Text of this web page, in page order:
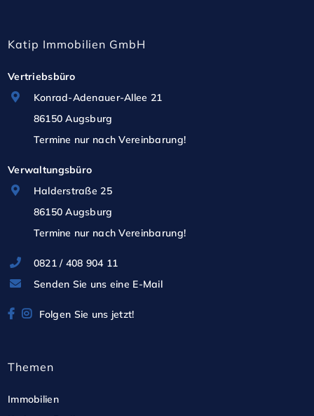
Mit einem Glasfaseranschluss,
Fernwärmeanschlüssen, Photovoltaik,
Tiefgaragenstellplätzen und barrierefreien
Zugängen entspricht dieses Objekt den höchsten
Standards moderner und umweltbewusster
Gewerbeimmobilien.
**Lebendiges Quartier und Mobilität:**
Profitieren Sie von einem vielseitigen Nutzungsmix
Gehminuten von der wunderschönen Innenstadt
Kemptens entfernt und bieten ein reizvolles Umland
Katip Immobilien GmbH
Vertriebsbüro
Konrad-Adenauer-Allee 21
86150 Augsburg
Termine nur nach Vereinbarung!
Verwaltungsbüro
Halderstraße 25
86150 Augsburg
Termine nur nach Vereinbarung!
0821 / 408 904 11
Senden Sie uns eine E-Mail
Folgen Sie uns jetzt!
Themen
Immobilien